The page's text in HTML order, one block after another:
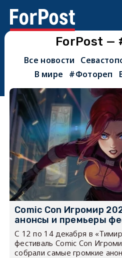
ForPost —
Все новости
В мире
#Фотореп
Comic Con Игромир
анонсы и премьеры
С 12 по 14 декабря в
фестиваль Comic Con
собрали самые громкие